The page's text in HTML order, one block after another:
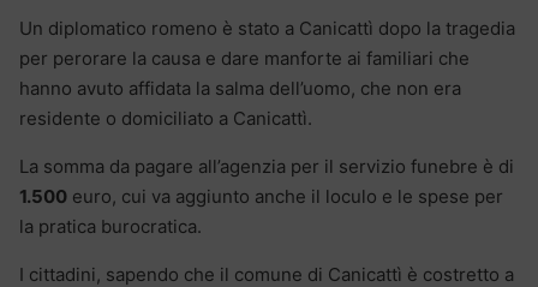
Un diplomatico romeno è stato a Canicattì dopo la tragedia
per perorare la causa e dare manforte ai familiari che
hanno avuto affidata la salma dell’uomo, che non era
residente o domiciliato a Canicattì.
La somma da pagare all’agenzia per il servizio funebre è di
1.500 euro, cui va aggiunto anche il loculo e le spese per
la pratica burocratica.
I cittadini, sapendo che il comune di Canicattì è costretto a